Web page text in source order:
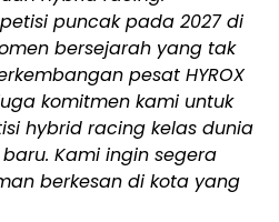
puncak pada 2027 di
bersejarah yang tak
pesat HYROX
komitmen kami untuk
hybrid racing kelas dunia
Kami ingin segera
berkesan di kota yang